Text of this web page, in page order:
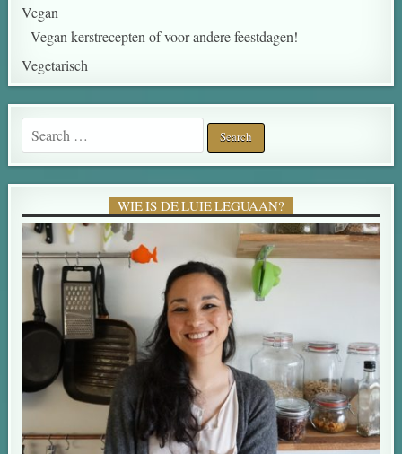
Vegan
Vegan kerstrecepten of voor andere feestdagen!
Vegetarisch
WIE IS DE LUIE LEGUAAN?